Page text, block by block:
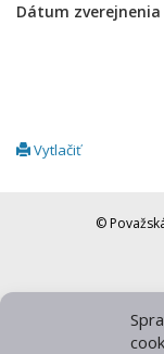
Dátum zverejnenia
Vytlačiť
©